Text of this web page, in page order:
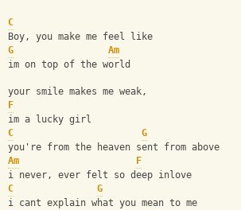
C
Boy, you make me feel like
G
Am
im on top of the world
your smile makes me weak,
F
im a lucky girl
C
G
you're from the heaven sent from above
Am
F
i never, ever felt so deep inlove
C
G
i cant explain what you mean to me